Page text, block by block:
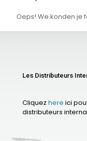
Oeps! We konden je
Les Distributeurs
Cliquez here ici
distributeurs